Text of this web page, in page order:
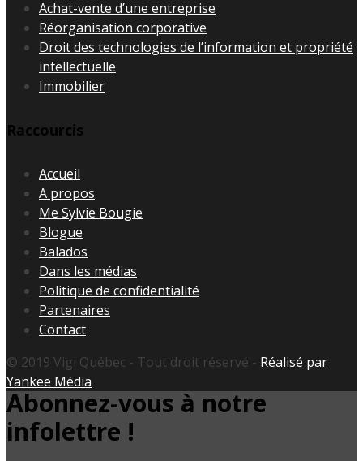
Achat-vente d’une entreprise
Réorganisation corporative
Droit des technologies de l’information et propriété
intellectuelle
Immobilier
Raccourcis
Accueil
A propos
Me Sylvie Bougie
Blogue
Balados
Dans les médias
Politique de confidentialité
Partenaires
Contact
© 2019 Vigi Québec - Tout droit réservé - Réalisé par
Yankee Média
Abonnez-vous à notre
infolettre !